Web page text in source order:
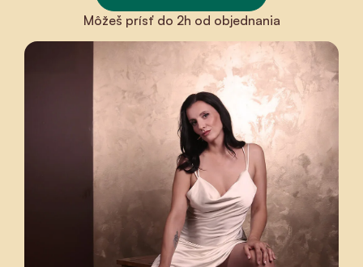
Môžeš prísť do 2h od objednania